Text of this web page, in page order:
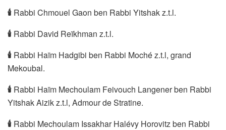
🕯 Rabbi Chmouel Gaon ben Rabbi Yitshak z.t.l.
🕯 Rabbi David Reïkhman z.t.l.
🕯 Rabbi Haïm Hadgibi ben Rabbi Moché z.t.l, grand
Mekoubal.
🕯 Rabbi Haïm Mechoulam Feivouch Langener ben Rabbi
Yitshak Aizik z.t.l, Admour de Stratine.
🕯 Rabbi Mechoulam Issakhar Halévy Horovitz ben Rabbi